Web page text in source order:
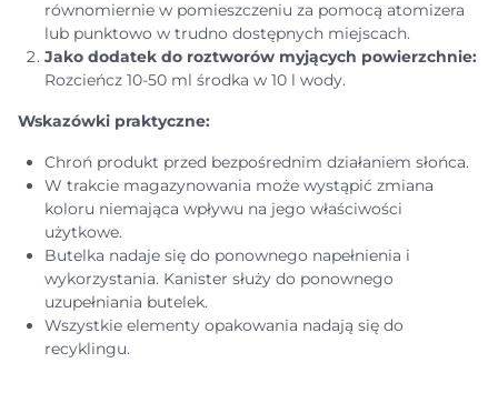
równomiernie w pomieszczeniu za pomocą atomizera
lub punktowo w trudno dostępnych miejscach.
Jako dodatek do roztworów myjących powierzchnie:
Rozcieńcz 10-50 ml środka w 10 l wody.
Wskazówki praktyczne:
Chroń produkt przed bezpośrednim działaniem słońca.
W trakcie magazynowania może wystąpić zmiana
koloru niemająca wpływu na jego właściwości
użytkowe.
Butelka nadaje się do ponownego napełnienia i
wykorzystania. Kanister służy do ponownego
uzupełniania butelek.
Wszystkie elementy opakowania nadają się do
recyklingu.